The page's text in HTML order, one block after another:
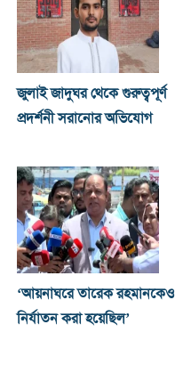
জুলাই জাদুঘর থেকে গুরুত্বপূর্ণ
প্রদর্শনী সরানোর অভিযোগ
‘আয়নাঘরে তারেক রহমানকেও
নির্যাতন করা হয়েছিল’